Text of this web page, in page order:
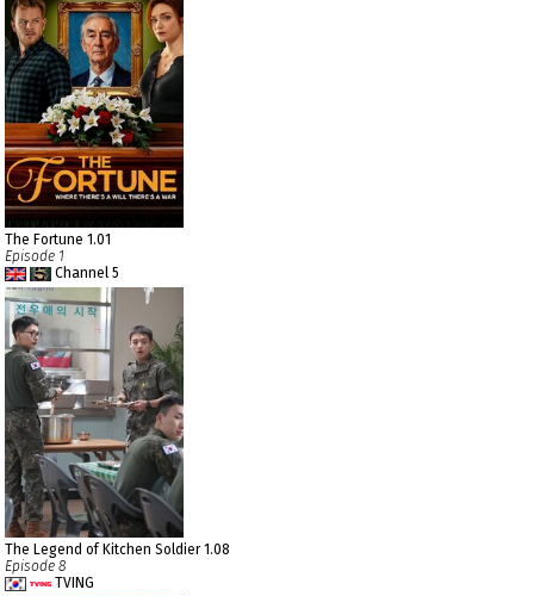
The Fortune 1.01
Episode 1
Channel 5
The Legend of Kitchen Soldier 1.08
Episode 8
TVING